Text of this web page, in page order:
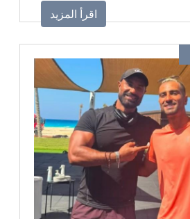
اقرأ المزيد